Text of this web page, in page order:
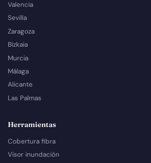
Valencia
Sevilla
Zaragoza
Bizkaia
Murcia
Málaga
Alicante
Las Palmas
Herramientas
Cobertura fibra
Visor inundación